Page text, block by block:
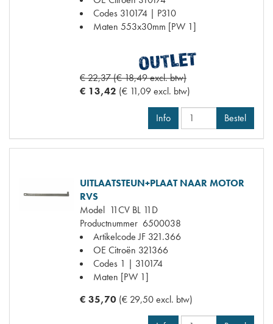
Codes 310174 | P310
Maten 553x30mm [PW 1]
€ 22,37 (€ 18,49 excl. btw)
€ 13,42 (€ 11,09 excl. btw)
Info Bestel
UITLAATSTEUN+PLAAT NAAR MOTOR
RVS
Model 11CV BL 11D
Productnummer 6500038
Artikelcode JF 321.366
OE Citroën 321366
Codes 1 | 310174
Maten [PW 1]
€ 35,70 (€ 29,50 excl. btw)